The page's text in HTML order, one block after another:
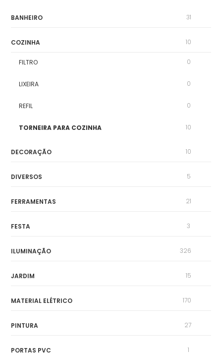
BANHEIRO 31
COZINHA 10
FILTRO 0
LIXEIRA 0
REFIL 0
TORNEIRA PARA COZINHA 10
DECORAÇÃO 10
DIVERSOS 5
FERRAMENTAS 21
FESTA 3
ILUMINAÇÃO 326
JARDIM 15
MATERIAL ELÉTRICO 170
PINTURA 27
PORTAS PVC 1